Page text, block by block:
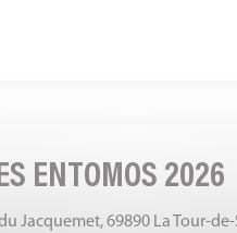
ENTOMOS 2026
Jacquemet, 69890 La Tour-